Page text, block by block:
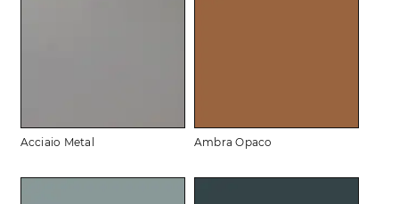
Acciaio Metal Ambra Opaco